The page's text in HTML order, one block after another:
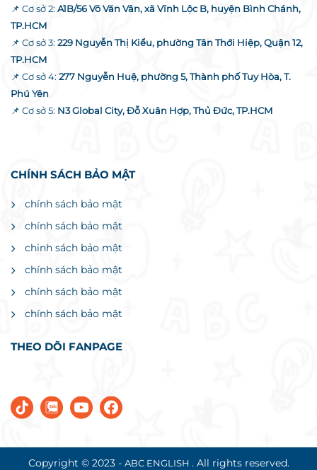
📌 Cơ sở 2: A1B/56 Võ Văn Vân, xã Vĩnh Lộc B, huyện Bình Chánh,
TP.HCM
📌 Cơ sở 3: 229 Nguyễn Thị Kiểu, phường Tân Thới Hiệp, Quận 12,
TP.HCM
📌 Cơ sở 4: 277 Nguyễn Huệ, phường 5, Thành phố Tuy Hòa, T.
Phú Yên
📌 Cơ sở 5: N3 Global City, Đỗ Xuân Hợp, Thủ Đức, TP.HCM
CHÍNH SÁCH BẢO MẬT
chính sách bảo mật
chính sách bảo mật
chinh sách bảo mật
chính sách bảo mật
chính sách bảo mật
chính sách bảo mật
THEO DÕI FANPAGE
Copyright © 2023 - ABC ENGLISH . All rights reserved.